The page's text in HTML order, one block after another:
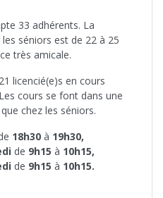
33 adhérents. La
séniors est de 22 à 25
très amicale.
licencié(e)s en cours
cours se font dans une
chez les séniors.
18h30à 19h30,
de 9h15à 10h15,
de 9h15à 10h15.